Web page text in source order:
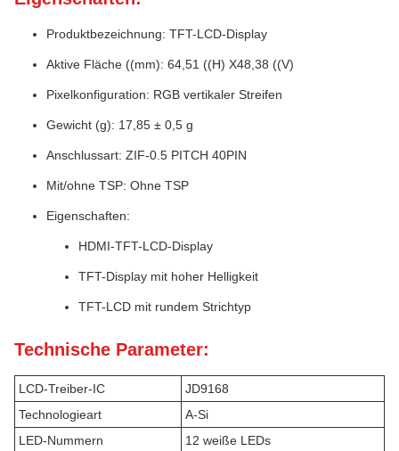
Produktbezeichnung: TFT-LCD-Display
Aktive Fläche ((mm): 64,51 ((H) X48,38 ((V)
Pixelkonfiguration: RGB vertikaler Streifen
Gewicht (g): 17,85 ± 0,5 g
Anschlussart: ZIF-0.5 PITCH 40PIN
Mit/ohne TSP: Ohne TSP
Eigenschaften:
HDMI-TFT-LCD-Display
TFT-Display mit hoher Helligkeit
TFT-LCD mit rundem Strichtyp
Technische Parameter:
LCD-Treiber-IC
JD9168
Technologieart
A-Si
LED-Nummern
12 weiße LEDs